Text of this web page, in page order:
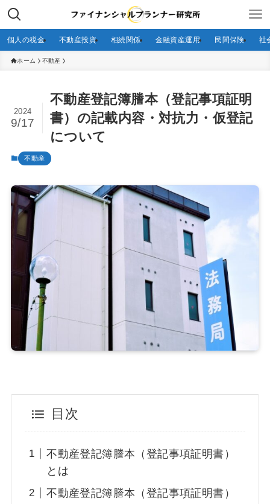
個人の税金 不動産投資 相続関係 金融資産運用 民間保険 社
ホーム 不動産
不動産登記簿謄本（登記事項証明
書）の記載内容・対抗力・仮登記
について
2024
9/17
不動産
目次
不動産登記簿謄本（登記事項証明書）
とは
不動産登記簿謄本（登記事項証明書）